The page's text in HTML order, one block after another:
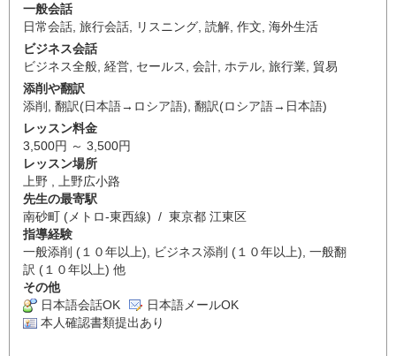
一般会話
日常会話 旅行会話 リスニング 読解 作文 海外生活
ビジネス会話
ビジネス全般 経営 セールス 会計 ホテル 旅行業 貿易
添削や翻訳
添削
翻訳(日本語→ロシア語) 翻訳(ロシア語→日本語)
レッスン料金
3,500円 ～ 3,500円
レッスン場所
上野 , 上野広小路
先生の最寄駅
南砂町 (メトロ-東西線) / 東京都 江東区
指導経験
一般添削 (１０年以上), ビジネス添削 (１０年以上), 一般翻
訳 (１０年以上) 他
その他
日本語会話OK
日本語メールOK
本人確認書類提出あり